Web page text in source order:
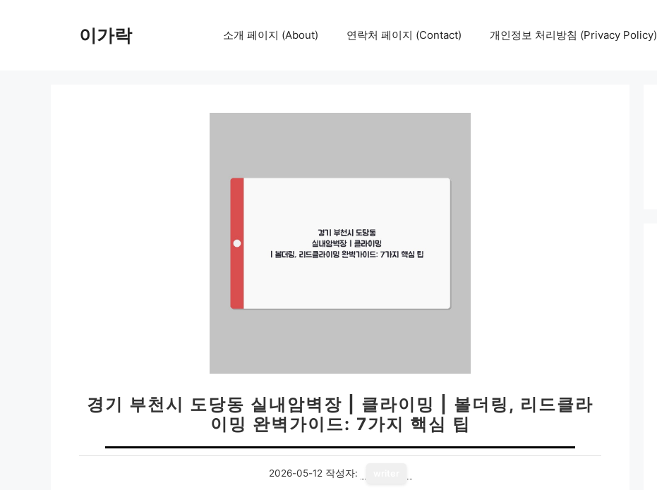
이가락 소개 페이지 (About) 연락처 페이지 (Contact) 개인정보 처리방침 (Privacy Policy)
경기 부천시 도당동 실내암벽장 | 클라이밍 | 볼더링, 리드클라
이밍 완벽가이드: 7가지 핵심 팁
2026-05-12 작성자: